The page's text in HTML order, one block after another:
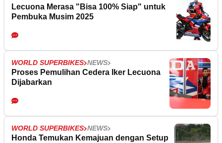
Lecuona Merasa "Bisa 100% Siap" untuk
Pembuka Musim 2025
WORLD SUPERBIKES NEWS
Proses Pemulihan Cedera Iker Lecuona
Dijabarkan
WORLD SUPERBIKES NEWS
Honda Temukan Kemajuan dengan Setup